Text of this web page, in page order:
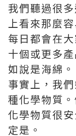
我們聽過很
上看來那麼
每日都會在
十個或更多
如說是海綿。
事實上，我
種化學物質
化學物質很
定是。